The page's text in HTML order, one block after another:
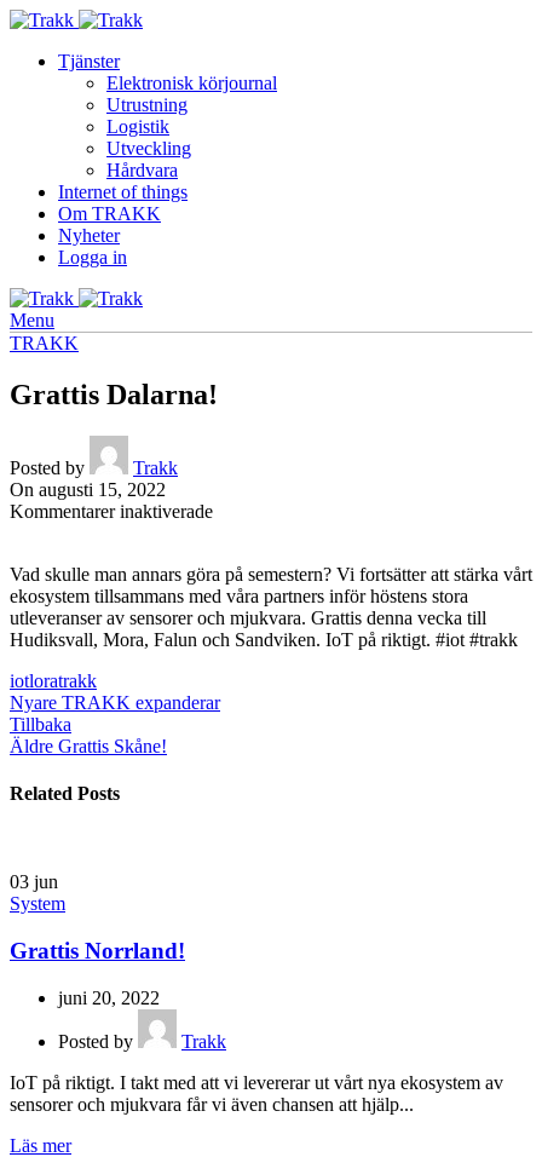
Tjänster
Elektronisk körjournal
Utrustning
Logistik
Utveckling
Hårdvara
Internet of things
Om TRAKK
Nyheter
Logga in
Menu
TRAKK
Grattis Dalarna!
Posted by
Trakk
On augusti 15, 2022
Kommentarer inaktiveradeför
Vad skulle man annars göra på semestern? Vi fortsätter att stärka vårt
ekosystem tillsammans med våra partners inför höstens stora
utleveranser av sensorer och mjukvara. Grattis denna vecka till
Hudiksvall, Mora, Falun och Sandviken. IoT på riktigt. #iot #trakk
iotloratrakk
Nyare TRAKK expanderar
Tillbaka
Äldre Grattis Skåne!
Related Posts
03 jun
System
Grattis Norrland!
juni 20, 2022
Posted by
Trakk
IoT på riktigt. I takt med att vi levererar ut vårt nya ekosystem av
sensorer och mjukvara får vi även chansen att hjälp...
Läs mer